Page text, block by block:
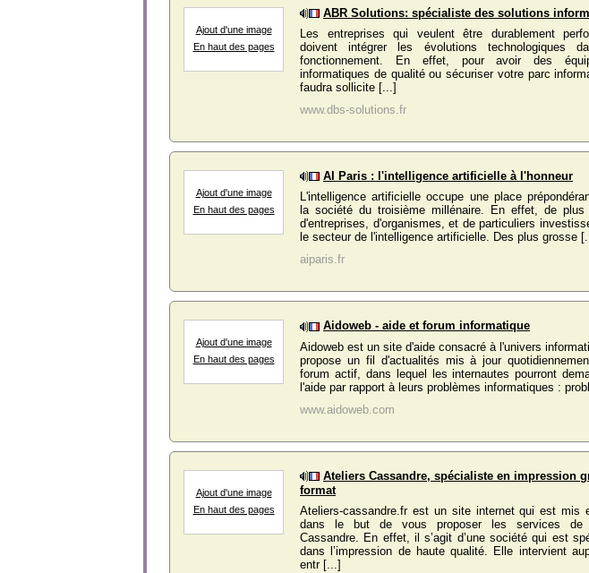
Ajout d'une image
En haut des pages
ABR Solutions: spécialiste des solutions
Les entreprises qui veulent être durablement
doivent intégrer les évolutions technologiques
fonctionnement. En effet, pour avoir des
informatiques de qualité ou sécuriser votre parc
faudra sollicite [...]
www.dbs-solutions.fr
Ajout d'une image
En haut des pages
AI Paris : l'intelligence artificielle à l'honneur
L'intelligence artificielle occupe une place
la société du troisième millénaire. En effet, de plus
d'entreprises, d'organismes, et de particuliers
le secteur de l'intelligence artificielle. Des plus grosse
aiparis.fr
Ajout d'une image
En haut des pages
Aidoweb - aide et forum informatique
Aidoweb est un site d'aide consacré à l'univers
propose un fil d'actualités mis à jour
forum actif, dans lequel les internautes pourront
l'aide par rapport à leurs problèmes informatiques :
www.aidoweb.com
Ajout d'une image
En haut des pages
Ateliers Cassandre, spécialiste en impression
format
Ateliers-cassandre.fr est un site internet qui est mis
dans le but de vous proposer les services de
Cassandre. En effet, il s’agit d’une société qui est
dans l’impression de haute qualité. Elle intervient
entr [...]